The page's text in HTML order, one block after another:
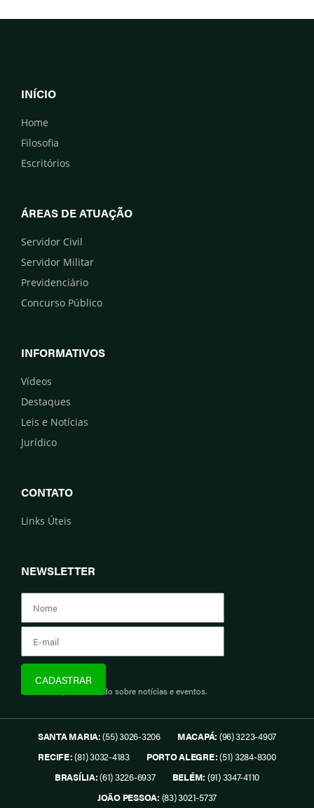
INÍCIO
Home
Filosofia
Escritórios
ÁREAS DE ATUAÇÃO
Servidor Civil
Servidor Militar
Previdenciário
Concurso Público
INFORMATIVOS
Vídeos
Destaques
Leis e Notícias
Jurídico
CONTATO
Links Úteis
NEWSLETTER
Assine e fique informado sobre notícias e eventos.
SANTA MARIA:(55) 3026-3206 MACAPÁ: (96) 3223-4907
RECIFE:(81) 3032-4183 PORTO ALEGRE:(51) 3284-8300
BRASÍLIA:(61) 3226-6937 BELÉM: (91) 3347-4110
JOÃO PESSOA: (83) 3021-5737